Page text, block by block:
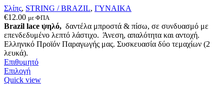
Σλίπς, STRING / BRAZIL, ΓΥΝΑΙΚΑ
€12.00 με ΦΠΑ
Brazil lace ψηλό, δαντέλα μπροστά & πίσω, σε συνδυασμό με
επενδεδυμένο λεπτό λάστιχο. Άνεση, απαλότητα και αντοχή.
Ελληνικό Προϊόν Παραγωγής μας. Συσκευασία δύο τεμαχίων (2
λευκά).
Επιθυμητό
ΕπιλογήΑυτό
το
Quick view